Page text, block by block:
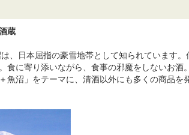
蔵
、日本屈指の豪雪地帯として知られています
食に寄り添いながら、食事の邪魔をしないお
魚沼」をテーマに、清酒以外にも多くの商品